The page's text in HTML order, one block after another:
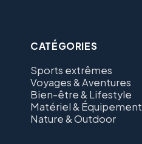
CATÉGORIES
Sports extrêmes
Voyages & Aventures
Bien-être & Lifestyle
Matériel & Équipement
Nature & Outdoor